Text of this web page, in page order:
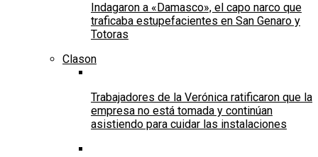
Indagaron a «Damasco», el capo narco que
traficaba estupefacientes en San Genaro y
Totoras
Clason
Trabajadores de la Verónica ratificaron que la
empresa no está tomada y continúan
asistiendo para cuidar las instalaciones